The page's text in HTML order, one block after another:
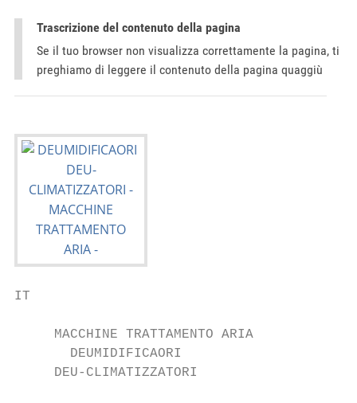
Trascrizione del contenuto della pagina
Se il tuo browser non visualizza correttamente la pagina, ti
preghiamo di leggere il contenuto della pagina quaggiù
IT
     MACCHINE TRATTAMENTO ARIA
       DEUMIDIFICAORI
     DEU-CLIMATIZZATORI